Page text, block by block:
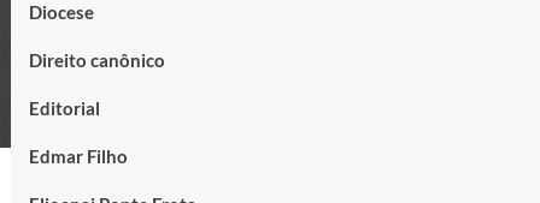
Diocese
Direito canônico
Editorial
Edmar Filho